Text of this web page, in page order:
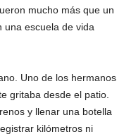
mucho más que un
una escuela de vida
Uno de los hermanos
gritaba desde el patio.
y llenar una botella
kilómetros ni